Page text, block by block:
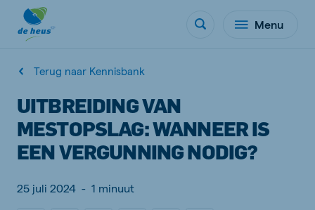
Menu
Terug naar Kennisbank
UITBREIDING VAN
MESTOPSLAG: WANNEER IS
EEN VERGUNNING NODIG?
25 juli 2024 - 1 minuut